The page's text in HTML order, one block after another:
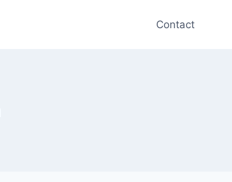
Contact